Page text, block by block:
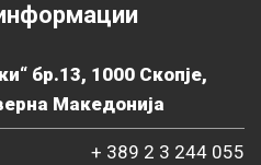
бр.13, 1000 Скопје,
Македонија
+ 389 2 3 244 055